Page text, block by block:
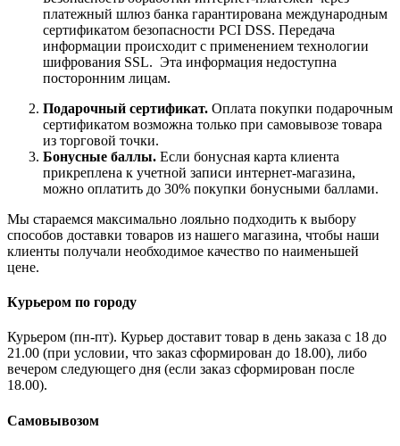
платежный шлюз банка гарантирована международным
сертификатом безопасности PCI DSS. Передача
информации происходит с применением технологии
шифрования SSL. Эта информация недоступна
посторонним лицам.
Подарочный сертификат. Оплата покупки подарочным
сертификатом возможна только при самовывозе товара
из торговой точки.
Бонусные баллы. Если бонусная карта клиента
прикреплена к учетной записи интернет-магазина,
можно оплатить до 30% покупки бонусными баллами.
Мы стараемся максимально лояльно подходить к выбору
способов доставки товаров из нашего магазина, чтобы наши
клиенты получали необходимое качество по наименьшей
цене.
Курьером по городу
Курьером (пн-пт). Курьер доставит товар в день заказа с 18 до
21.00 (при условии, что заказ сформирован до 18.00), либо
вечером следующего дня (если заказ сформирован после
18.00).
Самовывозом